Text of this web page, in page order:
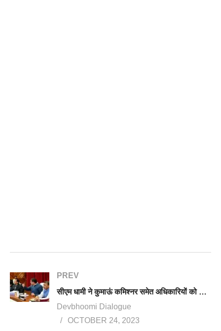
PREV
सीएम धामी ने कुमाऊं कमिश्नर समेत अधिकारियों को दी हिदायत, लापरवाह अफसरों को लताड़ा
Devbhoomi Dialogue
OCTOBER 24, 2023